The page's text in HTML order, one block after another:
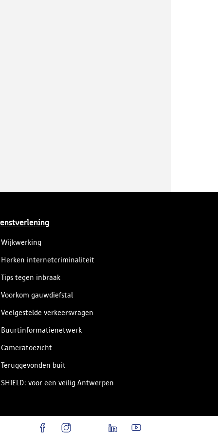
Wijkwerking
Herken internetcriminaliteit
Tips tegen inbraak
Voorkom gauwdiefstal
Veelgestelde verkeersvragen
Buurtinformatienetwerk
Cameratoezicht
Teruggevonden buit
SHIELD: voor een veilig Antwerpen